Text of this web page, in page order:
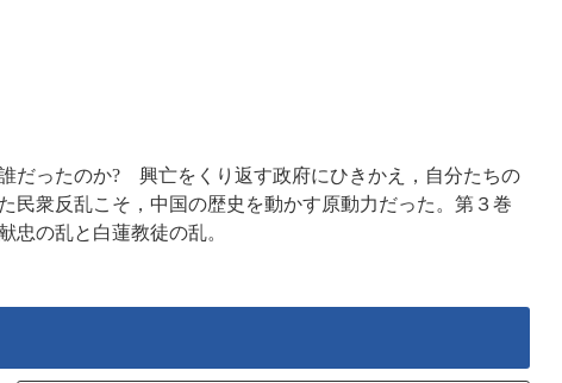
だったのか? 興亡をくり返す政府にひきかえ，自分たちの
民衆反乱こそ，中国の歴史を動かす原動力だった。第３巻
忠の乱と白蓮教徒の乱。